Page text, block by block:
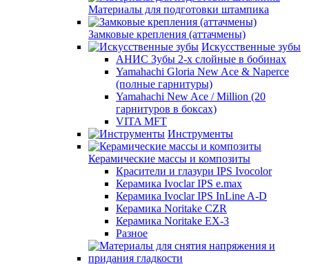
Материалы для подготовки штампика
Замковые крепления (аттачмены)
Искусственные зубы
АНИС Зубы 2-х слойные в бобинах
Yamahachi Gloria New Ace & Naperce
(полные гарнитуры)
Yamahachi New Ace / Million (20
гарнитуров в боксах)
VITA MFT
Инструменты
Керамические массы и композиты
Красители и глазури IPS Ivocolor
Керамика Ivoclar IPS e.max
Керамика Ivoclar IPS InLine A-D
Керамика Noritake CZR
Керамика Noritake EX-3
Разное